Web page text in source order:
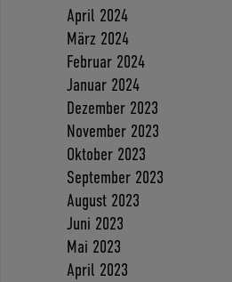
April 2024
März 2024
Februar 2024
Januar 2024
Dezember 2023
November 2023
Oktober 2023
September 2023
August 2023
Juni 2023
Mai 2023
April 2023